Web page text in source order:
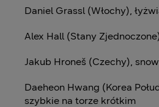
Daniel Grassl (Włochy),
Alex Hall (Stany
Jakub Hroneš (Czechy),
Daeheon Hwang (Korea
szybkie na torze krótkim